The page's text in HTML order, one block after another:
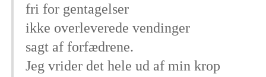
fri for gentagelser
ikke overleverede vendinger
sagt af forfædrene.
Jeg vrider det hele ud af min krop